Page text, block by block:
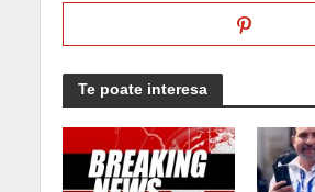
Te poate interesa